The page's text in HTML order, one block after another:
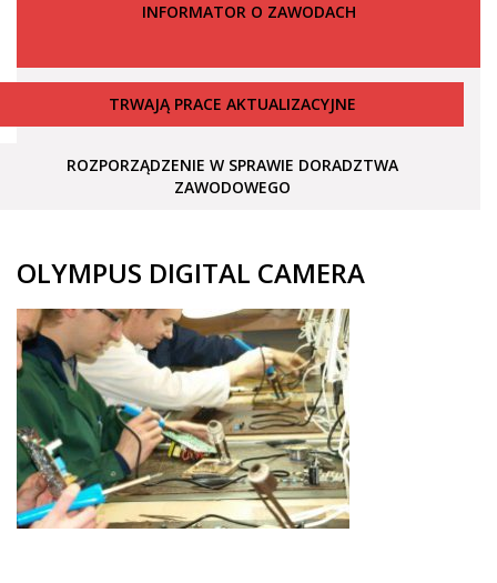
INFORMATOR O ZAWODACH
TRWAJĄ PRACE AKTUALIZACYJNE
ROZPORZĄDZENIE W SPRAWIE DORADZTWA
ZAWODOWEGO
OLYMPUS DIGITAL CAMERA